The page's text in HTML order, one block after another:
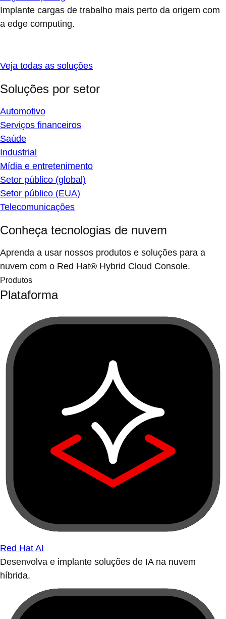
Implante cargas de trabalho mais perto da origem com
a edge computing.
Veja todas as soluções
Soluções por setor
Automotivo
Serviços financeiros
Saúde
Industrial
Mídia e entretenimento
Setor público (global)
Setor público (EUA)
Telecomunicações
Conheça tecnologias de nuvem
Aprenda a usar nossos produtos e soluções para a
nuvem com o Red Hat® Hybrid Cloud Console.
Produtos
Plataforma
Red Hat AI
Desenvolva e implante soluções de IA na nuvem
híbrida.